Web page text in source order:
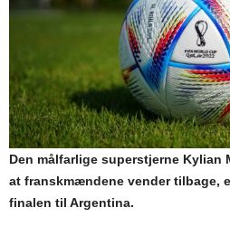
Den målfarlige superstjerne Kylian
at franskmændene vender tilbage,
finalen til Argentina.